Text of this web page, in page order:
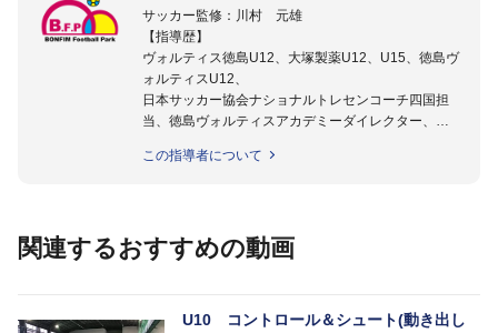
サッカー監修：川村 元雄
【指導歴】
ヴォルティス徳島U12、大塚製薬U12、U15、徳島ヴ
ォルティスU12、
日本サッカー協会ナショナルトレセンコーチ四国担
当、徳島ヴォルティスアカデミーダイレクター、
日本サッカー協会公認B級養成講習会インストラクタ
協会公認キッズリーダーチーフインストラクター
【指導歴】
この指導者について
関連するおすすめの動画
U10 コントロール＆シュート(動き出し